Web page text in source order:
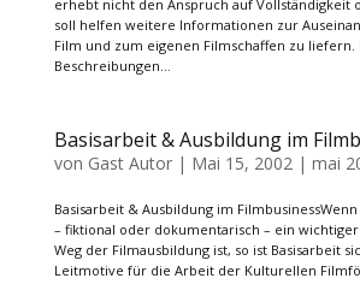
erhebt nicht den Anspruch auf Vollständigkeit
soll helfen weitere Informationen zur
Film und zum eigenen Filmschaffen zu liefern.
Beschreibungen...
Basisarbeit & Ausbildung im
von Gast Autor| Mai 15, 2002| mai
Basisarbeit & Ausbildung im
– fiktional oder dokumentarisch – ein
Weg der Filmausbildung ist, so ist Basisarbeit
Leitmotive für die Arbeit der Kulturellen